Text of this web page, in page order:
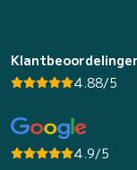
4.88/5
4.9/5